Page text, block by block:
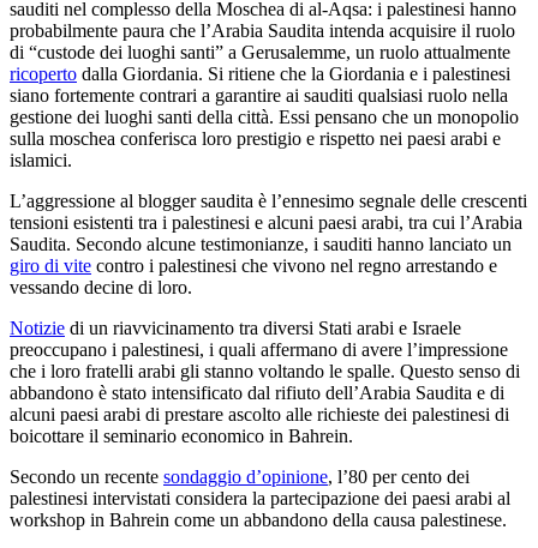
sauditi nel complesso della Moschea di al-Aqsa: i palestinesi hanno
probabilmente paura che l’Arabia Saudita intenda acquisire il ruolo
di “custode dei luoghi santi” a Gerusalemme, un ruolo attualmente
ricoperto dalla Giordania. Si ritiene che la Giordania e i palestinesi
siano fortemente contrari a garantire ai sauditi qualsiasi ruolo nella
gestione dei luoghi santi della città. Essi pensano che un monopolio
sulla moschea conferisca loro prestigio e rispetto nei paesi arabi e
islamici.
L’aggressione al blogger saudita è l’ennesimo segnale delle crescenti
tensioni esistenti tra i palestinesi e alcuni paesi arabi, tra cui l’Arabia
Saudita. Secondo alcune testimonianze, i sauditi hanno lanciato un
giro di vite contro i palestinesi che vivono nel regno arrestando e
vessando decine di loro.
Notizie di un riavvicinamento tra diversi Stati arabi e Israele
preoccupano i palestinesi, i quali affermano di avere l’impressione
che i loro fratelli arabi gli stanno voltando le spalle. Questo senso di
abbandono è stato intensificato dal rifiuto dell’Arabia Saudita e di
alcuni paesi arabi di prestare ascolto alle richieste dei palestinesi di
boicottare il seminario economico in Bahrein.
Secondo un recente sondaggio d’opinione, l’80 per cento dei
palestinesi intervistati considera la partecipazione dei paesi arabi al
workshop in Bahrein come un abbandono della causa palestinese.